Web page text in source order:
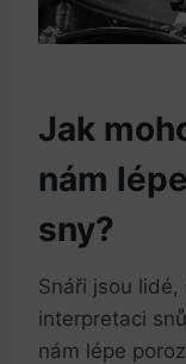
Jak
nám
sny?
Snáři jsou
interpretaci
nám lépe